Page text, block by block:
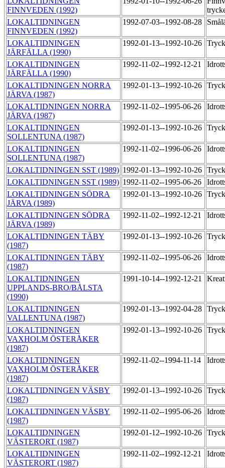
FINNVEDEN (1992)
LOKALTIDNINGEN
FINNVEDEN (1992)
1992-07-03--1992-08-28
LOKALTIDNINGEN
JÄRFÄLLA (1990)
1992-01-13--1992-10-26
LOKALTIDNINGEN
JÄRFÄLLA (1990)
1992-11-02--1992-12-21
LOKALTIDNINGEN NORRA
JÄRVA (1987)
1992-01-13--1992-10-26
LOKALTIDNINGEN NORRA
JÄRVA (1987)
1992-11-02--1995-06-26
LOKALTIDNINGEN
SOLLENTUNA (1987)
1992-01-13--1992-10-26
LOKALTIDNINGEN
SOLLENTUNA (1987)
1992-11-02--1996-06-26
LOKALTIDNINGEN SST (1989) 1992-01-13--1992-10-26
LOKALTIDNINGEN SST (1989) 1992-11-02--1995-06-26
LOKALTIDNINGEN SÖDRA
JÄRVA (1989)
1992-01-13--1992-10-26
LOKALTIDNINGEN SÖDRA
JÄRVA (1989)
1992-11-02--1992-12-21
LOKALTIDNINGEN TÄBY
(1987)
1992-01-13--1992-10-26
LOKALTIDNINGEN TÄBY
(1987)
1992-11-02--1995-06-26
LOKALTIDNINGEN
UPPLANDS-BRO/BÅLSTA
(1990)
1991-10-14--1992-12-21
LOKALTIDNINGEN
VALLENTUNA (1987)
1992-01-13--1992-04-28
LOKALTIDNINGEN
VAXHOLM ÖSTERÅKER
(1987)
1992-01-13--1992-10-26
LOKALTIDNINGEN
VAXHOLM ÖSTERÅKER
(1987)
1992-11-02--1994-11-14
LOKALTIDNINGEN VÄSBY
(1987)
1992-01-13--1992-10-26
LOKALTIDNINGEN VÄSBY
(1987)
1992-11-02--1995-06-26
LOKALTIDNINGEN
VÄSTERORT (1987)
1992-01-12--1992-10-26
LOKALTIDNINGEN
VÄSTERORT (1987)
1992-11-02--1992-12-21